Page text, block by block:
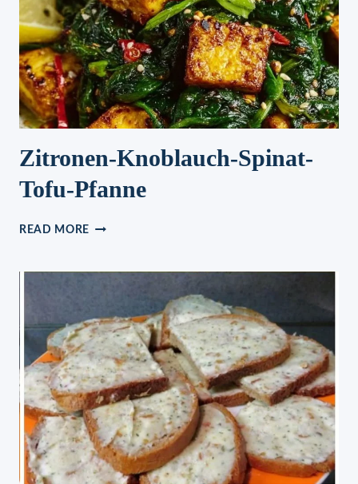
Zitronen-Knoblauch-Spinat-
Tofu-Pfanne
READ MORE ZITRONEN-
TOFU-